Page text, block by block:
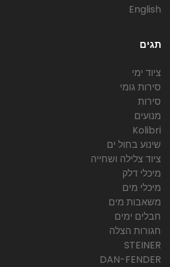
English
תגים
ציוד ימי
סירות גומי
סירות
מנועים
Kolibri
שינוע בחול ים
ציוד צלילה ושחייה
מיכלי דלק
מיכלי מים
משאבות מים
חבלים ימים
חגורות הצלה
STEINER
DAN-FENDER